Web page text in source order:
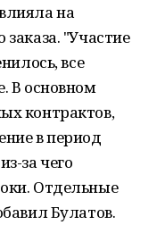
на
заказа. "Участие
все
В основном
контрактов,
в период
за чего
Отдельные
Булатов.